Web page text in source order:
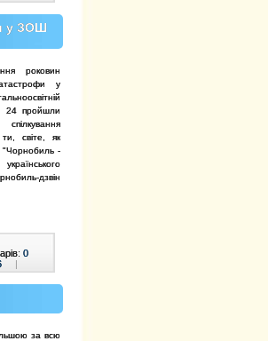
у ЗОШ
роковин
у
24 пройшли
світе, як
"Чорнобиль -
дзвін
0
|
за всю